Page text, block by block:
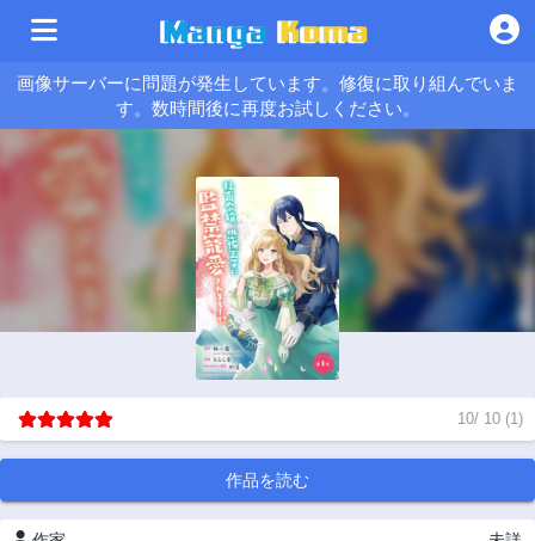
画像サーバーに問題が発生しています。修復に取り組んでいま
す。数時間後に再度お試しください。
10/ 10 (1)
作品を読む